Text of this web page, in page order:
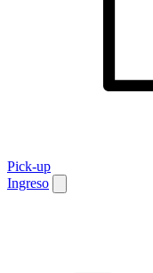
Pick-up
Ingreso